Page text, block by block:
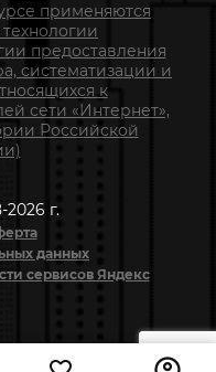
применяются
предоставления
систематизации и
к
сети «Интернет»,
Российской
г.
данных
сервисов Яндекс